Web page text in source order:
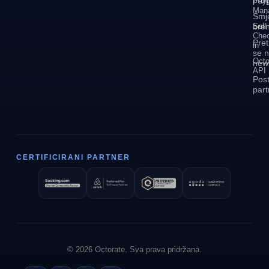
Self
in
API
se
CERTIFICIRANI PARTNER
© 2026 Octorate. Sva prava pridržana.